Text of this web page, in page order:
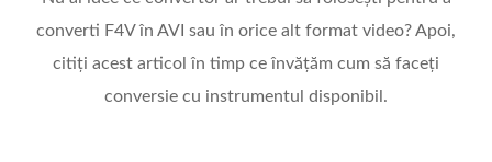
converti F4V în AVI sau în orice alt format video? Apoi,
citiți acest articol în timp ce învățăm cum să faceți
conversie cu instrumentul disponibil.